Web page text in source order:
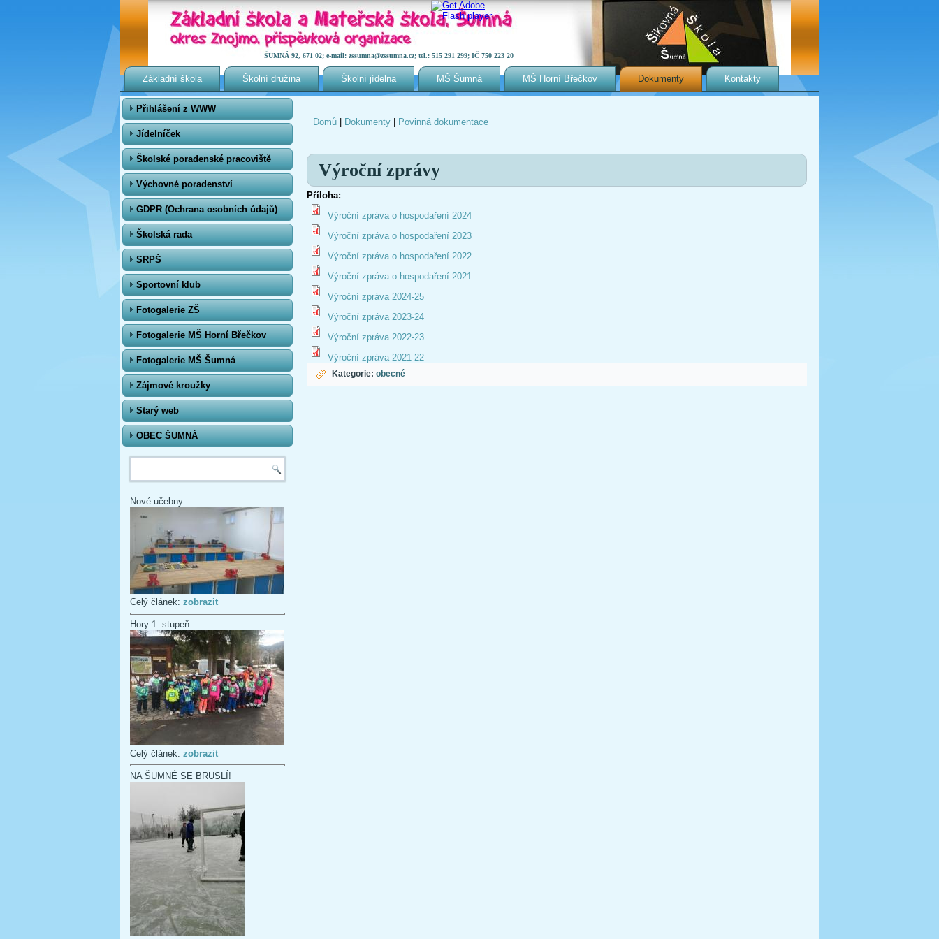
ŠUMNÁ 92, 671 02; e-mail: zssumna@zssumna.cz; tel.: 515 291 299; IČ 750 223 20
Základní škola Školní družina Školní jídelna MŠ Šumná MŠ Horní Břečkov Dokumenty Kontakty
Přihlášení z WWW
Jídelníček
Školské poradenské pracoviště
Výchovné poradenství
GDPR (Ochrana osobních údajů)
Školská rada
SRPŠ
Sportovní klub
Fotogalerie ZŠ
Fotogalerie MŠ Horní Břečkov
Fotogalerie MŠ Šumná
Zájmové kroužky
Starý web
OBEC ŠUMNÁ
Vyhledávání
Nové učebny
Celý článek: zobrazit
Hory 1. stupeň
Celý článek: zobrazit
NA ŠUMNÉ SE BRUSLÍ!
Domů Dokumenty Povinná dokumentace
Výroční zprávy
Příloha:
Výroční zpráva o hospodaření 2024
Výroční zpráva o hospodaření 2023
Výroční zpráva o hospodaření 2022
Výroční zpráva o hospodaření 2021
Výroční zpráva 2024-25
Výroční zpráva 2023-24
Výroční zpráva 2022-23
Výroční zpráva 2021-22
Kategorie: obecné